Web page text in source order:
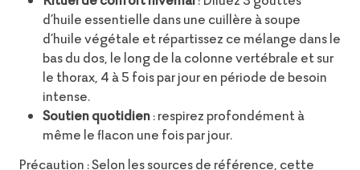
d’huile essentielle dans une cuillère à soupe
d’huile végétale et répartissez ce mélange dans le
bas du dos, le long de la colonne vertébrale et sur
le thorax, 4 à 5 fois par jour en période de besoin
intense.
Soutien quotidien: respirez profondément à
même le flacon une fois par jour.
Précaution : Selon les sources de référence, cette